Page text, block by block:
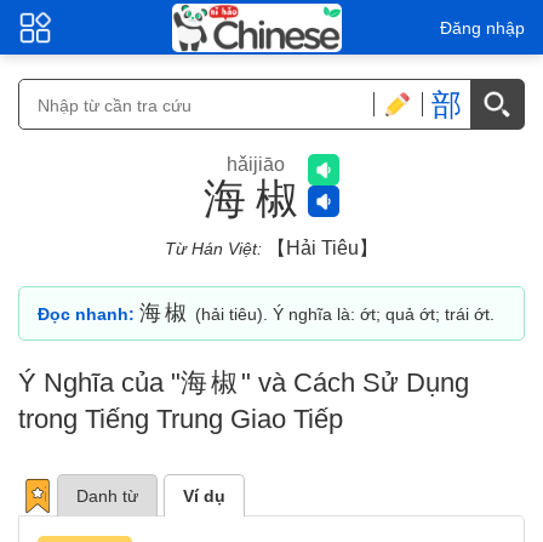
Đăng nhập
部
海椒
hǎijiāo
Từ Hán Việt: 【hải Tiêu】
Đọc nhanh: 海椒 (hải tiêu). Ý nghĩa là: ớt; quả ớt; trái ớt.
Ý Nghĩa của "海椒 " và Cách Sử Dụng
trong Tiếng Trung Giao Tiếp
Danh từ Ví dụ